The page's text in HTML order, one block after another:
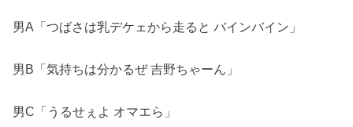
男A「つばさは乳デケェから走ると バインバイン」
男B「気持ちは分かるぜ 吉野ちゃーん」
男C「うるせぇよ オマエら」